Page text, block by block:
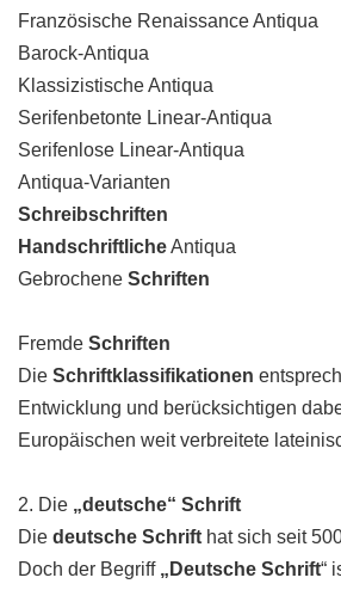
Französische Renaissance Antiqua
Barock-Antiqua
Klassizistische Antiqua
Serifenbetonte Linear-Antiqua
Serifenlose Linear-Antiqua
Antiqua-Varianten
Schreibschriften
HandschriftlicheAntiqua
Gebrochene Schriften
Fremde Schriften
Die Schriftklassifikationen
Entwicklung und berücksichtigen
Europäischen weit verbreitete
2. Die „deutsche“ Schrift
Die deutsche Schrift hat sich seit
Doch der Begriff „Deutsche Schrift“